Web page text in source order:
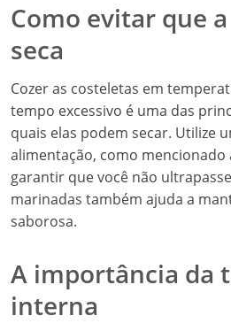
Como evitar que
seca
Cozer as costeletas em
tempo excessivo é uma das
quais elas podem secar. Utilize
alimentação, como
garantir que você não
marinadas também ajuda a
saborosa.
A importância da
interna